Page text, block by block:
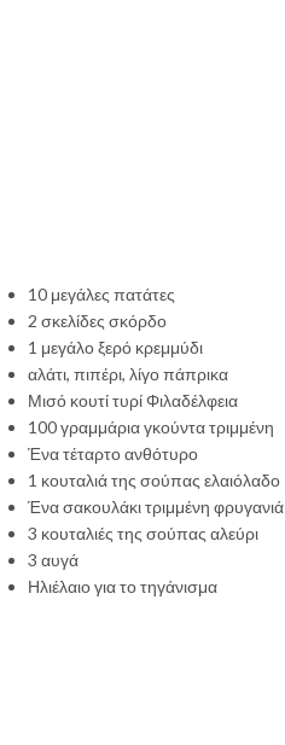
10 μεγάλες πατάτες
2 σκελίδες σκόρδο
1 μεγάλο ξερό κρεμμύδι
αλάτι, πιπέρι, λίγο πάπρικα
Μισό κουτί τυρί Φιλαδέλφεια
100 γραμμάρια γκούντα τριμμένη
Ένα τέταρτο ανθότυρο
1 κουταλιά της σούπας ελαιόλαδο
Ένα σακουλάκι τριμμένη φρυγανιά
3 κουταλιές της σούπας αλεύρι
3 αυγά
Ηλιέλαιο για το τηγάνισμα